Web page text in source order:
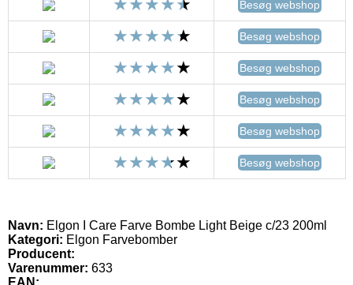
Besøg webshop
Besøg webshop
Besøg webshop
Besøg webshop
Besøg webshop
Besøg webshop
Navn: Elgon I Care Farve Bombe Light Beige c/23 200ml
Kategori: Elgon Farvebomber
Producent:
Varenummer: 633
EAN: